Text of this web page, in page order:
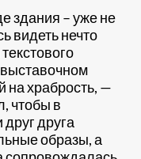
здания – уже не
видеть нечто
на храбрость, —
чтобы в
друга
образы, а